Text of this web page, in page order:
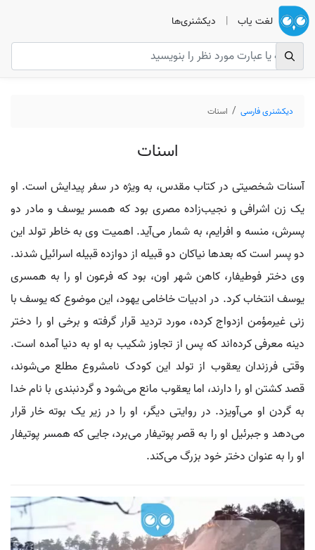
لغت یاب | دیکشنری‌ها
دیکشنری فارسی اسنات
اسنات
آسنات شخصیتی در کتاب مقدس، به ویژه در سفر پیدایش است. او
یک زن اشرافی و نجیب‌زاده مصری بود که همسر یوسف و مادر دو
پسرش، منسه و افرایم، به شمار می‌آید. اهمیت وی به خاطر تولد این
دو پسر است که بعدها نیاکان دو قبیله از دوازده قبیله اسرائیل شدند.
وی دختر فوطیفار، کاهن شهر اون، بود که فرعون او را به همسری
یوسف انتخاب کرد. در ادبیات خاخامی یهود، این موضوع که یوسف با
زنی غیرمؤمن ازدواج کرده، مورد تردید قرار گرفته و برخی او را دختر
دینه معرفی کرده‌اند که پس از تجاوز شکیب به او به دنیا آمده است.
وقتی فرزندان یعقوب از تولد این کودک نامشروع مطلع می‌شوند،
قصد کشتن او را دارند، اما یعقوب مانع می‌شود و گردنبندی با نام خدا
به گردن او می‌آویزد. در روایتی دیگر، او را در زیر یک بوته خار قرار
می‌دهد و جبرئیل او را به قصر پوتیفار می‌برد، جایی که همسر پوتیفار
او را به عنوان دختر خود بزرگ می‌کند.